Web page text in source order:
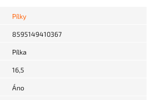
Pílky
8595149410367
Pílka
16,5
Áno